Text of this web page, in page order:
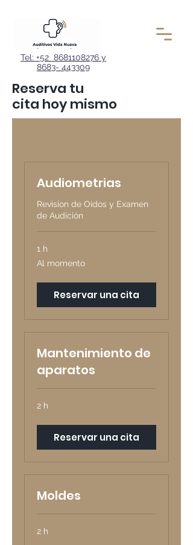
Tel: +52 8681108276 y
8683- 443309
Reserva tu
cita hoy mismo
Audiometrias
Revision de Oidos y Examen
de Audición
1 h
Al
momento
Al momento
Reservar una cita
Mantenimiento de
aparatos
2 h
Reservar una cita
Moldes
2 h